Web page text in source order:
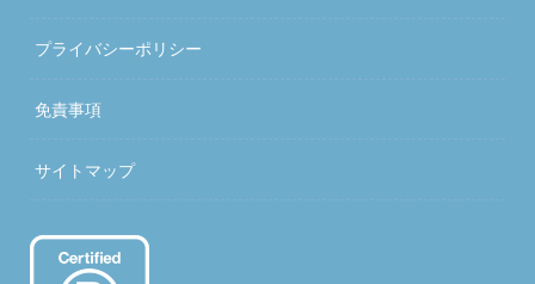
プライバシーポリシー
免責事項
サイトマップ